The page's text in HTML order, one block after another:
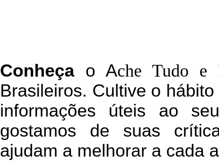
Conheçao Ache Tudo e
Brasileiros. Cultive o
informações úteis ao
gostamos de suas
ajudam a melhorar a cada